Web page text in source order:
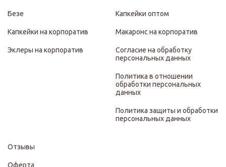
Безе
Капкейки на корпоратив
Эклеры на корпоратив
Капкейки оптом
Макаронс на корпоратив
Согласие на обработку
персональных данных
Политика в отношении
обработки персональных
данных
Политика защиты и обработки
персональных данных
Отзывы
Оферта